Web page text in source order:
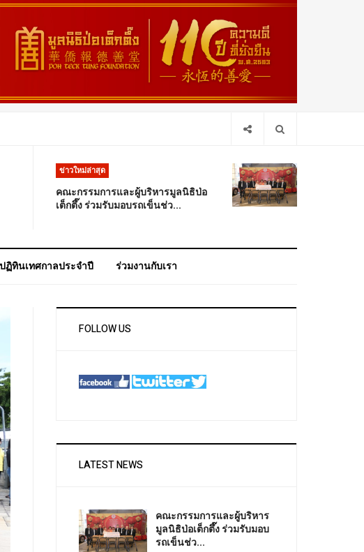
ข่าวใหม่ล่าสุด
คณะกรรมการและผู้บริหารมูลนิธิป่อ
เต็กตึ๊ง ร่วมรับมอบรถเข็นช่ว...
ปฏิทินเทศกาลประจำปี ร่วมงานกับเรา
FOLLOW US
LATEST NEWS
คณะกรรมการและผู้บริหาร
มูลนิธิป่อเต็กตึ๊ง ร่วมรับมอบ
รถเข็นช่ว...